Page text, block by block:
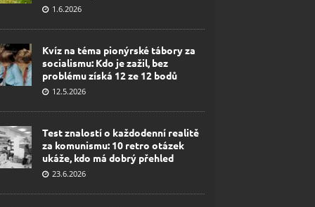
1.6.2026
Kvíz na téma pionýrské tábory za
socialismu: Kdo je zažil, bez
problému získá 12 ze 12 bodů
12.5.2026
Test znalostí o každodenní realitě
za komunismu: 10 retro otázek
ukáže, kdo má dobrý přehled
23.6.2026